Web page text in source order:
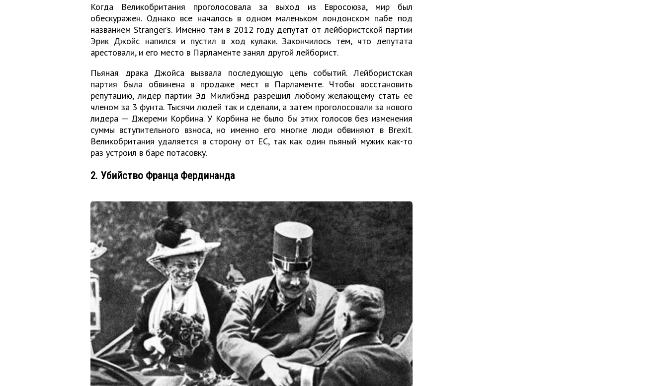
Когда Великобритания проголосовала за выход из Евросоюза, мир был
обескуражен. Однако все началось в одном маленьком лондонском пабе под
названием Stranger’s. Именно там в 2012 году депутат от лейбористской партии
Эрик Джойс напился и пустил в ход кулаки. Закончилось тем, что депутата
арестовали, и его место в Парламенте занял другой лейборист.
Пьяная драка Джойса вызвала последующую цепь событий. Лейбористская
партия была обвинена в продаже мест в Парламенте. Чтобы восстановить
репутацию, лидер партии Эд Милибэнд разрешил любому желающему стать ее
членом за 3 фунта. Тысячи людей так и сделали, а затем проголосовали за нового
лидера — Джереми Корбина. У Корбина не было бы этих голосов без изменения
суммы вступительного взноса, но именно его многие люди обвиняют в Brexit.
Великобритания удаляется в сторону от ЕС, так как один пьяный мужик как-то
раз устроил в баре потасовку.
2. Убийство Франца Фердинанда